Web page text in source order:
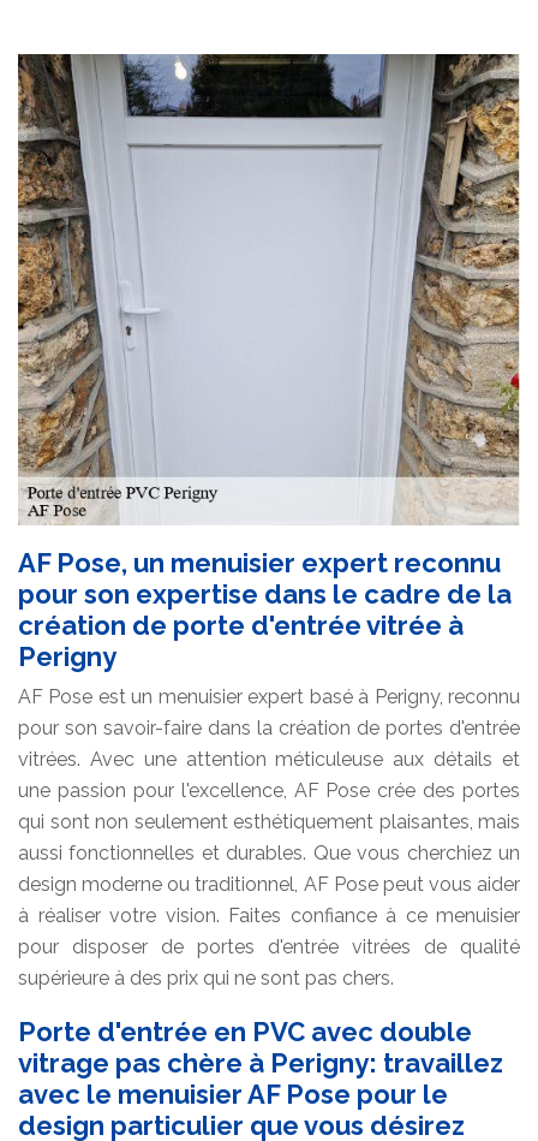
AF Pose, un menuisier expert reconnu
pour son expertise dans le cadre de la
création de porte d'entrée vitrée à
Perigny
AF Pose est un menuisier expert basé à Perigny, reconnu
pour son savoir-faire dans la création de portes d'entrée
vitrées. Avec une attention méticuleuse aux détails et
une passion pour l'excellence, AF Pose crée des portes
qui sont non seulement esthétiquement plaisantes, mais
aussi fonctionnelles et durables. Que vous cherchiez un
design moderne ou traditionnel, AF Pose peut vous aider
à réaliser votre vision. Faites confiance à ce menuisier
pour disposer de portes d'entrée vitrées de qualité
supérieure à des prix qui ne sont pas chers.
Porte d'entrée en PVC avec double
vitrage pas chère à Perigny: travaillez
avec le menuisier AF Pose pour le
design particulier que vous désirez